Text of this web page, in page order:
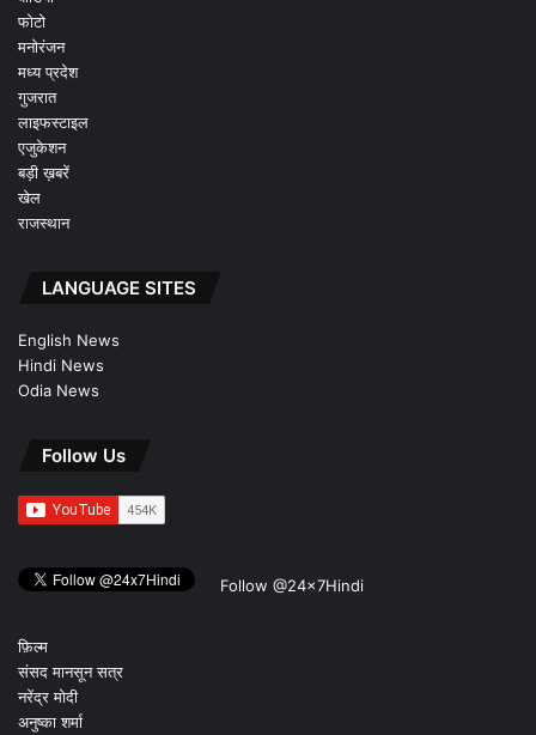
फोटो
मनोरंजन
मध्य प्रदेश
गुजरात
लाइफस्टाइल
एजुकेशन
बड़ी ख़बरें
खेल
राजस्थान
LANGUAGE SITES
English News
Hindi News
Odia News
Follow Us
Follow @24x7Hindi
फ़िल्म
संसद मानसून सत्र
नरेंद्र मोदी
अनुष्का शर्मा